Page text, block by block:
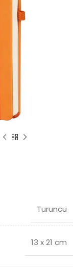
Turuncu
13 x 21 cm